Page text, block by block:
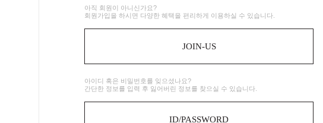
아직 회원이 아니신가요?
회원가입을 하시면 다양한 혜택을 편리하게 이용하실 수 있습니다.
JOIN-US
아이디 혹은 비밀번호를 잊으셨나요?
간단한 정보를 입력 후 잃어버린 정보를 찾으실 수 있습니다.
ID/PASSWORD